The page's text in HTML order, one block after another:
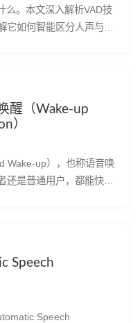
么。本文深入解析VAD技
如何智能区分人声与噪
醒（Wake-up
）
Wake-up），也称语音唤
是普通用户，都能快速
Speech
Speech